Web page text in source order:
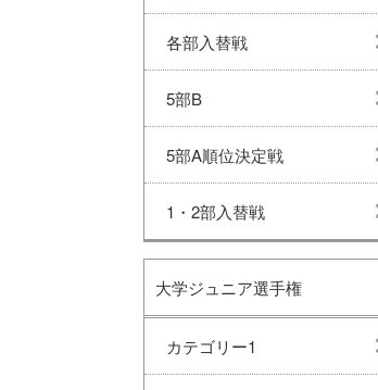
各部入替戦
5部B
5部A順位決定戦
1・2部入替戦
大学ジュニア選手権
カテゴリー1